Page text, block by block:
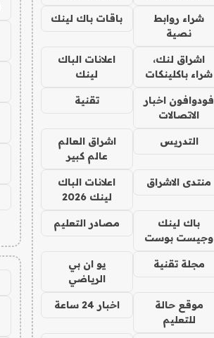
شراء روابط
نصية
باقات باك لينك
اشراق لنك،
شراء باكلينكات
اعلانات الباك
لينك
فودوافون اخبار
الاتصالات
تقنية
التدريس
اشراق العالم
عالم كبير
منتدى الاشراق
اعلانات الباك
لينك 2026
باك لينك
وجيست بوست
مصادر التعليم
مجلة تقنية
يو ان بي
الرياضي
موقع حالة
للتعليم
اخبار 24 ساعة